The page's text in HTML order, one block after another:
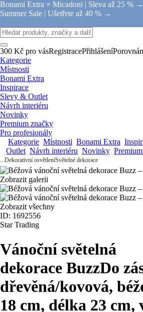
Bonami Extra × Micadoni | Sleva až 25 % →
Summer Sale | Ušetřete až 40 % →
300 Kč pro vásRegistracePřihlášení
Kategorie
Místnosti
Bonami Extra
Inspirace
Slevy & Outlet
Návrh interiéru
Novinky
Premium značky
Pro profesionály
Kategorie Místnosti Bonami Extra
Outlet Návrh interiéru Novinky
...Dekorativní osvětleníSvětelné dekorace
Zobrazit galerii
Zobrazit všechny
ID: 1692556
Star Trading
Vánoční světelná
dekorace BuzzDo
dřevěná/kovová,
18 cm, délka 23 cm,